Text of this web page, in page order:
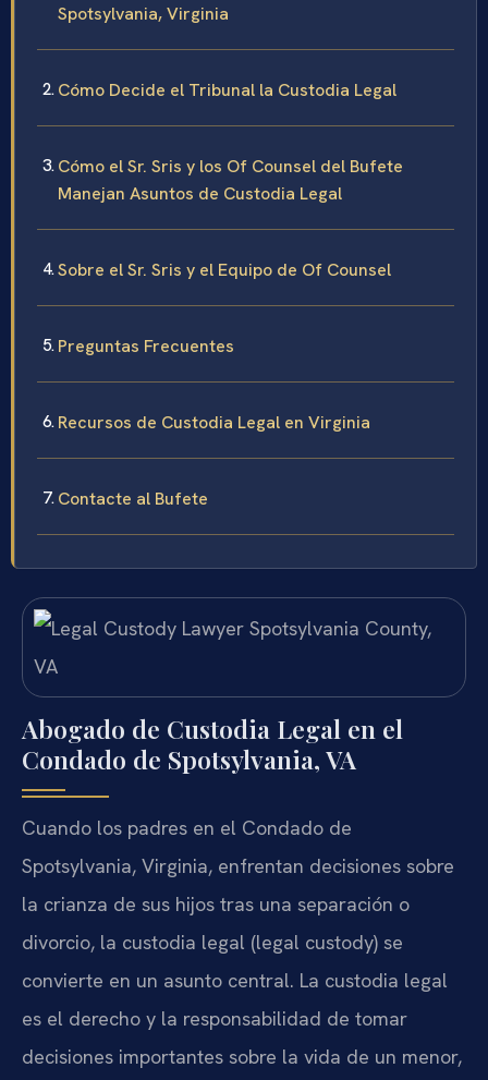
Spotsylvania, Virginia
Cómo Decide el Tribunal la Custodia Legal
Cómo el Sr. Sris y los Of Counsel del Bufete
Manejan Asuntos de Custodia Legal
Sobre el Sr. Sris y el Equipo de Of Counsel
Preguntas Frecuentes
Recursos de Custodia Legal en Virginia
Contacte al Bufete
Abogado de Custodia Legal en el
Condado de Spotsylvania, VA
Cuando los padres en el Condado de
Spotsylvania, Virginia, enfrentan decisiones sobre
la crianza de sus hijos tras una separación o
divorcio, la custodia legal (legal custody) se
convierte en un asunto central. La custodia legal
es el derecho y la responsabilidad de tomar
decisiones importantes sobre la vida de un menor,